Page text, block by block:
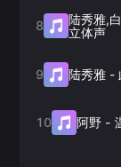
8 陆秀雅,
立体声
9 陆秀雅 -
10 阿野 -